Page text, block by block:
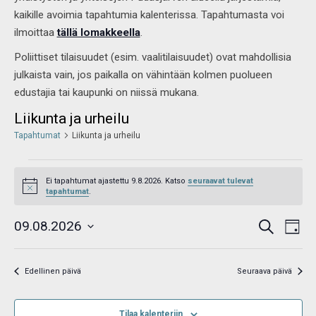
kaikille avoimia tapahtumia kalenterissa. Tapahtumasta voi
ilmoittaatällä lomakkeella.
Poliittiset tilaisuudet (esim. vaalitilaisuudet) ovat mahdollisia
julkaista vain, jos paikalla on vähintään kolmen puolueen
edustajia tai kaupunki on niissä mukana.
Liikunta ja urheilu
Tapahtumat Liikunta ja urheilu
Notice
Ei tapahtumat ajastettu 9.8.2026. Katso seuraavat tulevat
tapahtumat.
Tapahtumat
Etsi
Näkymät
Etsi
Päivä
09.08.2026
Valitse
päivä.Edellinen päivä Seuraava päivä
Tilaa kalenteriin